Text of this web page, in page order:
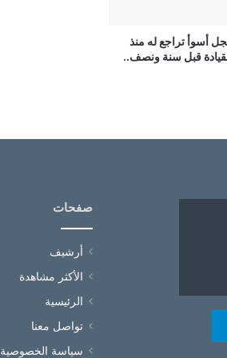
أسوأ تراجع له منذ
قبل سنة ونصف..
صفحات
أرشيف
الأكثر مشاهدة
الرئيسية
تواصل معنا
سياسة الخصوصية